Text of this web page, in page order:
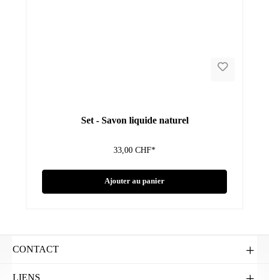
Set - Savon liquide naturel
33,00 CHF*
Ajouter au panier
CONTACT
LIENS